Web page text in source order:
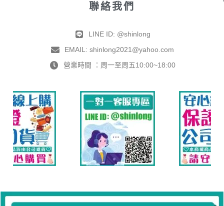
聯絡我們
LINE ID: @shinlong
EMAIL: shinlong2021@yahoo.com
營業時間 ：周一至周五10:00~18:00